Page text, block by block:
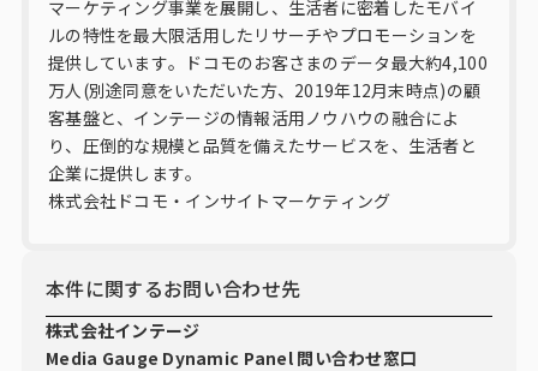
マーケティング事業を展開し、生活者に密着したモバイ
ルの特性を最大限活用したリサーチやプロモーションを
提供しています。ドコモのお客さまのデータ最大約4,100
万人(別途同意をいただいた方、2019年12月末時点)の顧
客基盤と、インテージの情報活用ノウハウの融合によ
り、圧倒的な規模と品質を備えたサービスを、生活者と
企業に提供します。
株式会社ドコモ・インサイトマーケティング
本件に関するお問い合わせ先
株式会社インテージ
Media Gauge Dynamic Panel 問い合わせ窓口